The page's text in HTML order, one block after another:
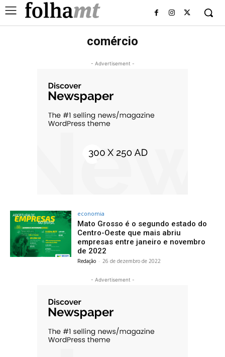
comércio
- Advertisement -
economia
Mato Grosso é o segundo estado do
Centro-Oeste que mais abriu
empresas entre janeiro e novembro
de 2022
Redação - 26 de dezembro de 2022
- Advertisement -